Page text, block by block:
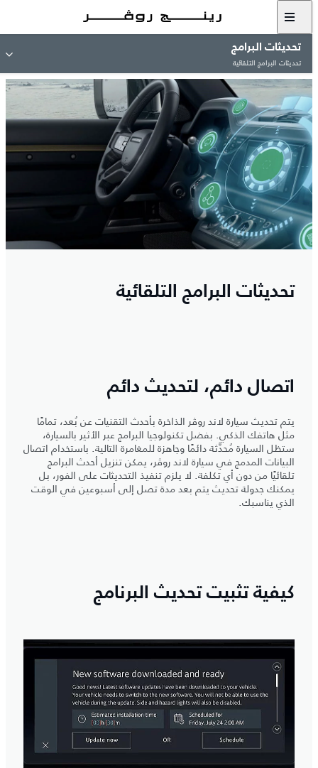
تحديثات البرامج
تحديثات البرامج التلقائية
تحديثات البرامج التلقائية
اتصال دائم، لتحديث دائم
يتم تحديث سيارة لاند روڤر الذاخرة بأحدث التقنيات عن بُعد، تمامًا
مثل هاتفك الذكي. بفضل تكنولوجيا البرامج عبر الأثير بالسيارة،
ستظل السيارة مُحدَّثة دائمًا وجاهزة للمغامرة التالية. باستخدام اتصال
البيانات المدمج في سيارة لاند روڤر، يمكن تنزيل أحدث البرامج
تلقائيًا من دون أي تكلفة. لا يلزم تنفيذ التحديثات على الفور، بل
يمكنك جدولة تحديث يتم بعد مدة تصل إلى أسبوعين في الوقت
الذي يناسبك.
كيفية تثبيت تحديث البرنامج